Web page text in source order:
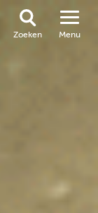
Zoeken
Menu